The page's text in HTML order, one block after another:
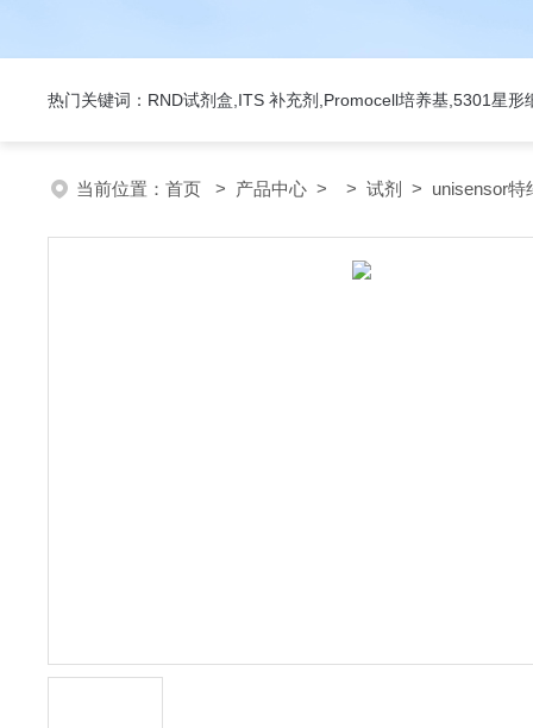
热门关键词：RND试剂盒,ITS 补充剂,Promocell培养基,5301星形
当前位置： 首页 > 产品中心 > > 试剂 > unisensor特